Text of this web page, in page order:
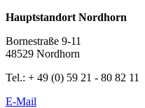
Hauptstandort Nordhorn
Bornestraße 9-11
48529 Nordhorn
Tel.: + 49 (0) 59 21 - 80 82 11
E-Mail